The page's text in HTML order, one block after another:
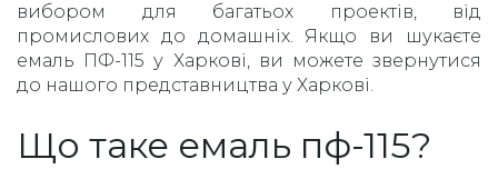
вибором для багатьох проектів, від
промислових до домашніх. Якщо ви шукаєте
емаль ПФ-115 у Харкові, ви можете звернутися
до нашого представництва у Харкові.
Що таке емаль пф-115?